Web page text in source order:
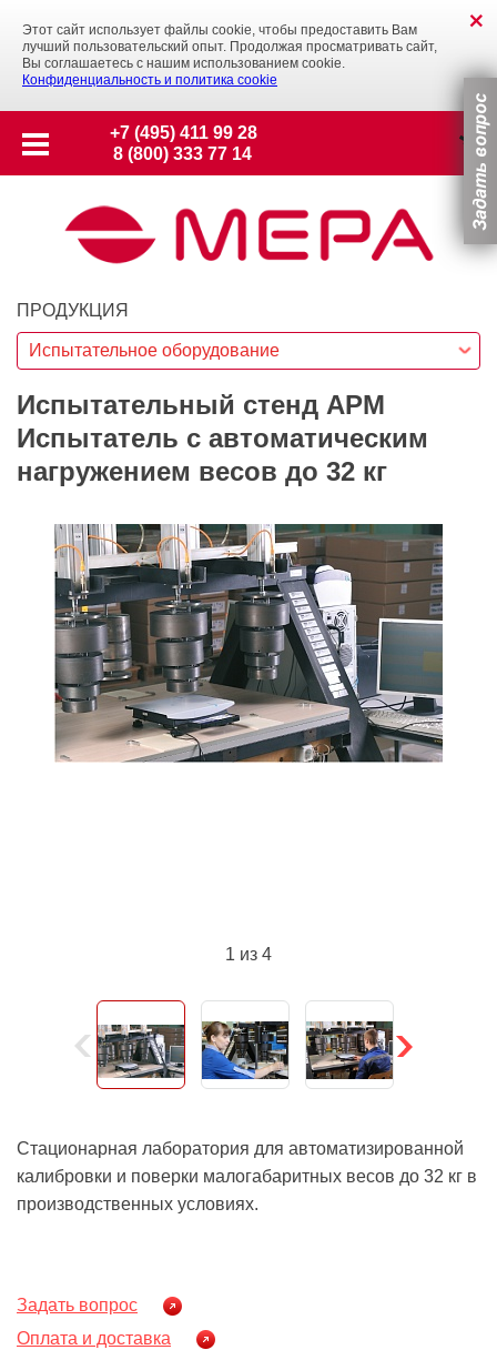
Этот сайт использует файлы cookie, чтобы предоставить Вам
лучший пользовательский опыт. Продолжая просматривать сайт,
Вы соглашаетесь с нашим использованием cookie.
Конфиденциальность и политика cookie
+7 (495) 411 99 28
8 (800) 333 77 14
ПРОДУКЦИЯ
Испытательное оборудование
Испытательный стенд АРМ
Испытатель с автоматическим
нагружением весов до 32 кг
1 из 4
Стационарная лаборатория для автоматизированной
калибровки и поверки малогабаритных весов до 32 кг в
производственных условиях.
Задать вопрос
Оплата и доставка